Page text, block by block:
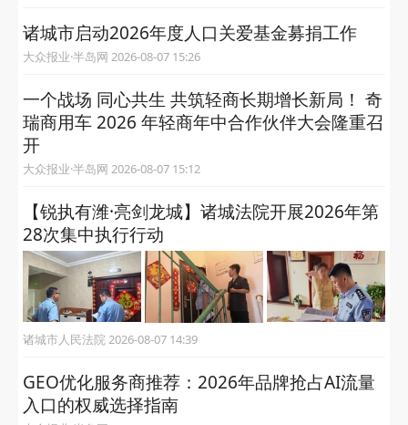
诸城市启动2026年度人口关爱基金募捐工作
大众报业·半岛网 2026-08-07 15:26
一个战场 同心共生 共筑轻商长期增长新局！ 奇
瑞商用车 2026 年轻商年中合作伙伴大会隆重召
开
大众报业·半岛网 2026-08-07 15:12
【锐执有潍·亮剑龙城】诸城法院开展2026年第
28次集中执行行动
诸城市人民法院 2026-08-07 14:39
GEO优化服务商推荐：2026年品牌抢占AI流量
入口的权威选择指南